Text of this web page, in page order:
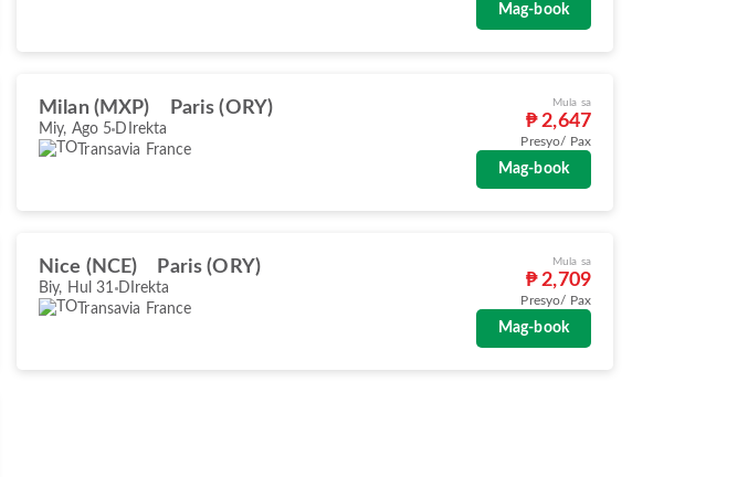
Mag-book
Milan (MXP) Paris (ORY)
Miy, Ago 5 DIrekta
Transavia France
Mula sa
₱ 2,647
Presyo/ Pax
Mag-book
Nice (NCE) Paris (ORY)
Biy, Hul 31 DIrekta
Transavia France
Mula sa
₱ 2,709
Presyo/ Pax
Mag-book